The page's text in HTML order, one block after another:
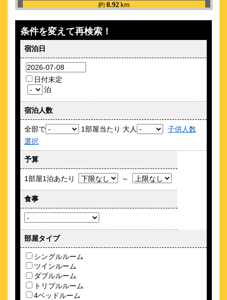
約 0.92 km
酸泉 七福神の湯
\3,750～
チェックイン&アウト当日荷物預かり無料！3/1~朝食リニューア
ル★
アーバンステイ品川
“一軒家貸切タイプ”の施設で設備も充実！ 品川駅に近接で便
約 0.99 km
品川宿ゲストハウス＆ツアーズ
JR品川駅徒歩１０分京急北品川駅徒歩２分。人情あふれる下町
旅人宿
KAGO #34 by Shukuba HOTEL
\15,000～
条件を変えて再検索！
宿泊日
日付未定
泊
宿泊人数
全部で 1部屋当たり 大人
子供人数
選択
予算
1部屋1泊あたり ～
食事
部屋タイプ
シングルルーム
ツインルーム
ダブルルーム
トリプルルーム
4ベッドルーム